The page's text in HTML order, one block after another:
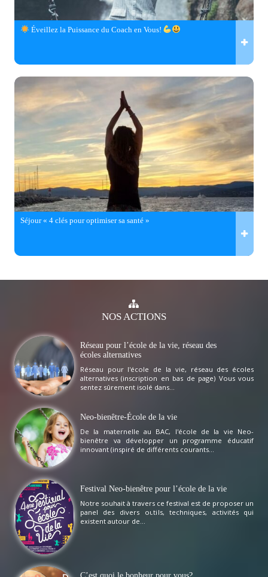
Éveillez la Puissance du Coach en Vous!
Séjour « 4 clés pour optimiser sa santé »
NOSACTIONS
Réseau pour l’école de la vie, réseau des
écoles alternatives
Réseau pour l'école de la vie, réseau des écoles
alternatives (inscription en bas de page) Vous vous
sentez sûrement isolé dans...
Neo-bienêtre-École de la vie
De la maternelle au BAC, l'école de la vie Neo-
bienêtre va développer un programme éducatif
innovant (inspiré de différents courants...
Festival Neo-bienêtre pour l’école de la vie
Notre souhait à travers ce festival est de proposer un
panel des divers outils, techniques, activités qui
existent autour de...